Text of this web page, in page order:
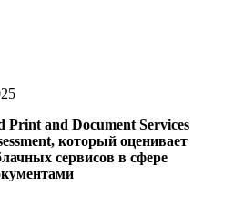
Print and Document Services
который оценивает
сервисов в сфере